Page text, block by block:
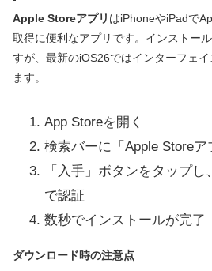
Apple Storeアプリ はiPhoneやiPadで
取得に便利なアプリです。インストー
すが、最新のiOS26ではインターフェ
ます。
App Storeを開く
検索バーに「Apple Storeア
「入手」ボタンをタップ
で認証
数秒でインストールが完了
ダウンロード時の注意点